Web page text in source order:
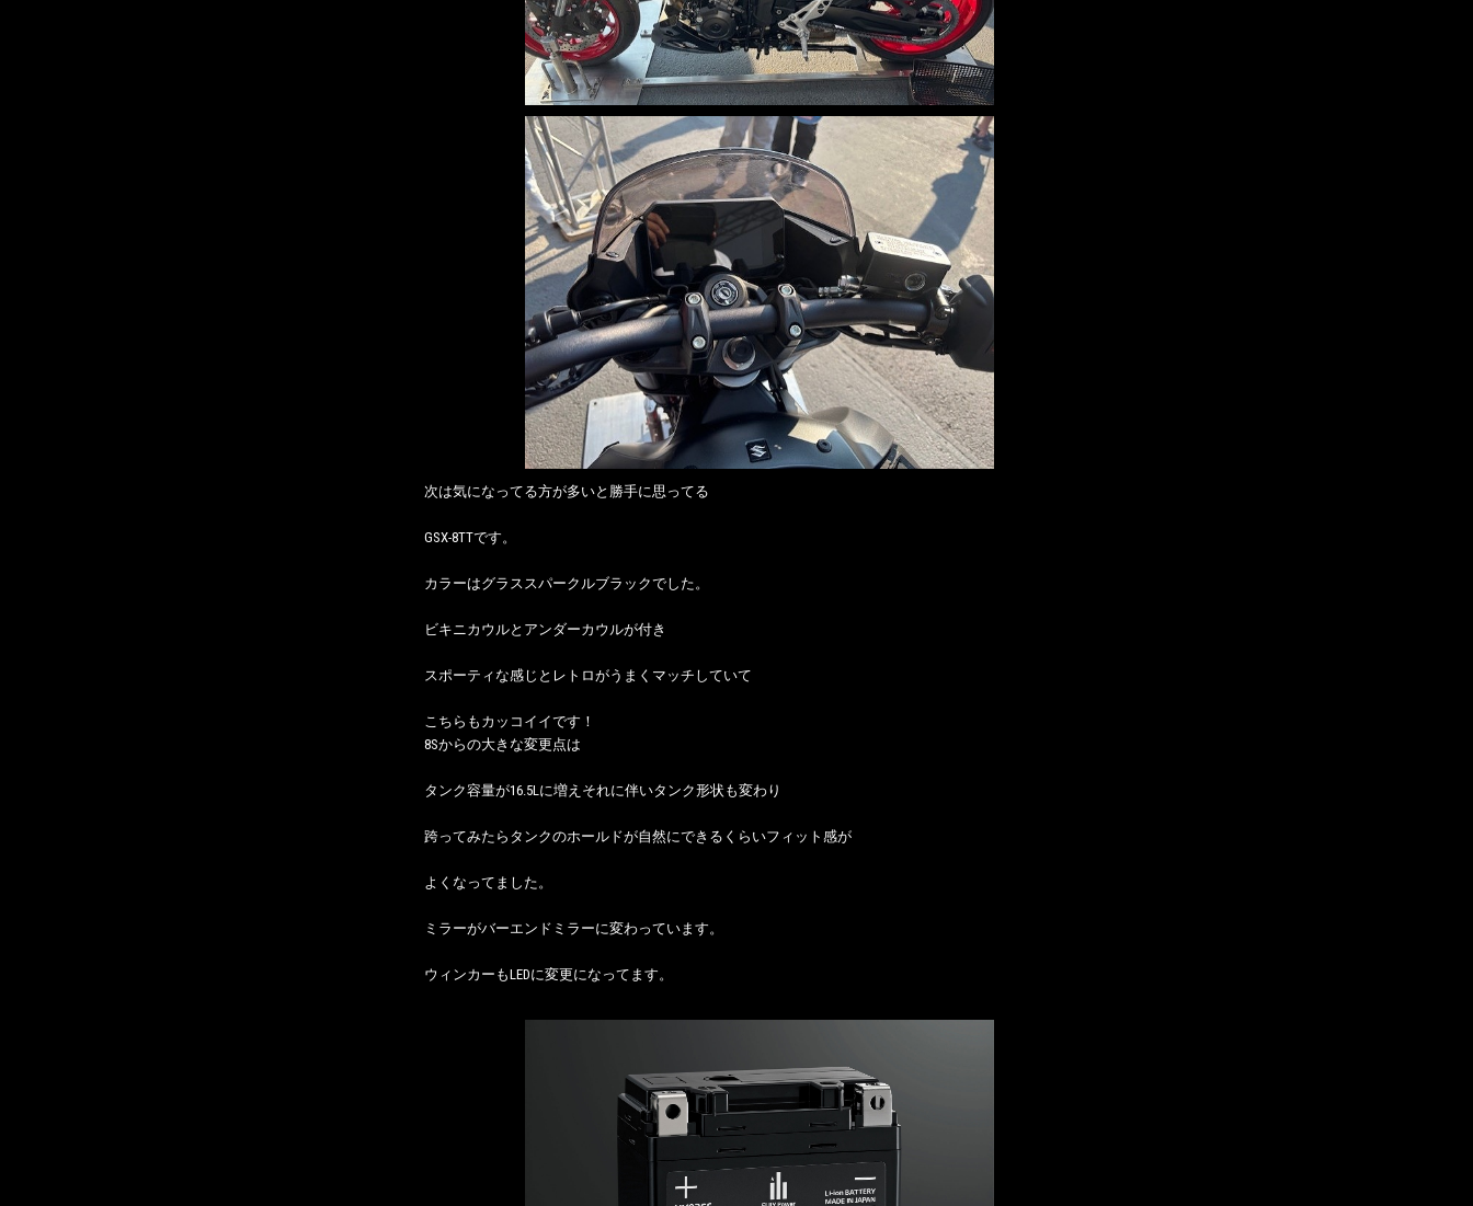
次は気になってる方が多いと勝手に思ってる
GSX-8TTです。
カラーはグラススパークルブラックでした。
ビキニカウルとアンダーカウルが付き
スポーティな感じとレトロがうまくマッチしていて
こちらもカッコイイです！
8Sからの大きな変更点は
タンク容量が16.5Lに増えそれに伴いタンク形状も変わり
跨ってみたらタンクのホールドが自然にできるくらいフィット感が
よくなってました。
ミラーがバーエンドミラーに変わっています。
ウィンカーもLEDに変更になってます。